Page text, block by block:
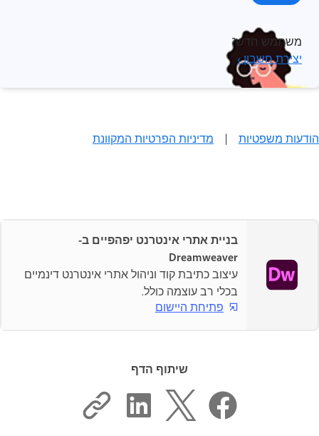
משתמש חדש?
יצירת חשבון ›
הודעות משפטיות | מדיניות הפרטיות המקוונת
בניית אתרי אינטרנט יפהפיים ב-
Dreamweaver
עיצוב כתיבת קוד וניהול אתרי אינטרנט דינמיים
בכלי רב עוצמה כולל.
פתיחת היישום
שיתוף הדף